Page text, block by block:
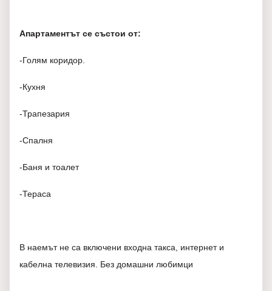
Апартаментът се състои от:
-Голям коридор.
-Кухня
-Трапезария
-Спалня
-Баня и тоалет
-Тераса
В наемът не са включени входна такса, интернет и
кабелна телевизия. Без домашни любимци